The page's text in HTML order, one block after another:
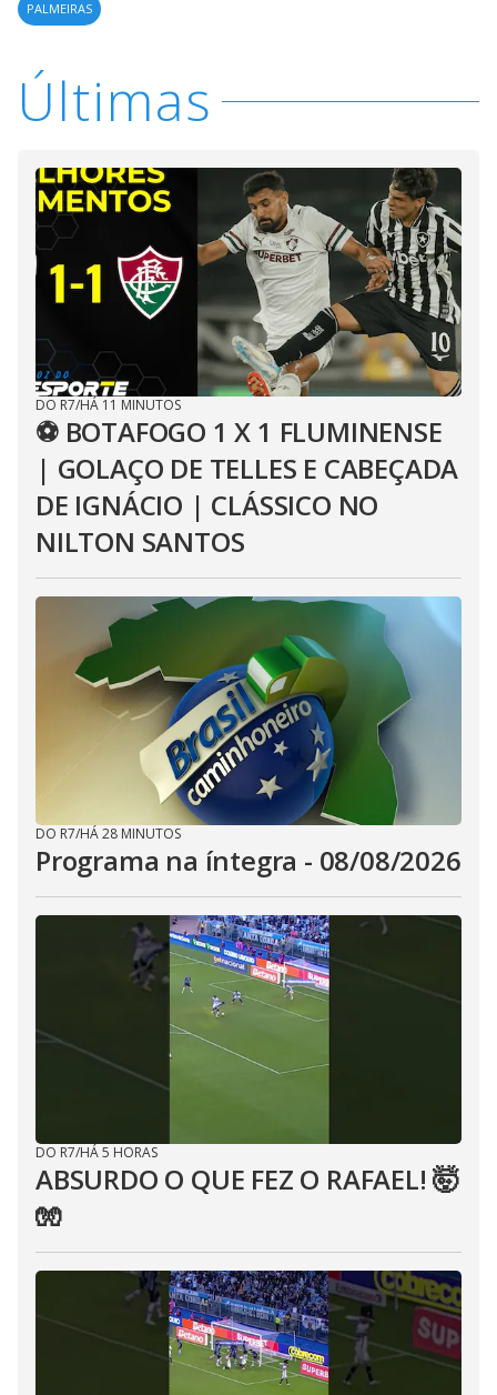
PALMEIRAS
Últimas
DO R7/HÁ 11 MINUTOS
⚽ BOTAFOGO 1 X 1 FLUMINENSE
| GOLAÇO DE TELLES E CABEÇADA
DE IGNÁCIO | CLÁSSICO NO
NILTON SANTOS
DO R7/HÁ 28 MINUTOS
Programa na íntegra - 08/08/2026
DO R7/HÁ 5 HORAS
ABSURDO O QUE FEZ O RAFAEL! 🤯
🧤